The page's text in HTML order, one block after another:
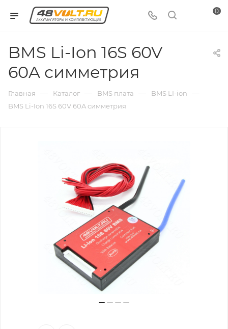
0
BMS Li-Ion 16S 60V
60A симметрия
Главная — Каталог — BMS плата — BMS LI-ion —
BMS Li-Ion 16S 60V 60A симметрия